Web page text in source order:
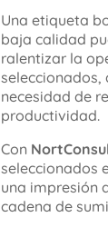
Una etiqueta
baja calidad
ralentizar la
necesidad de
productividad.
Con
seleccionados
una impresión
cadena de